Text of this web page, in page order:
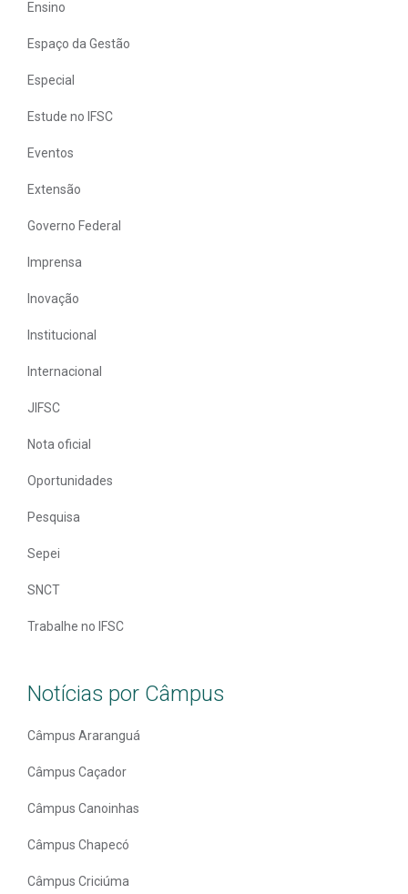
Ensino
Espaço da Gestão
Especial
Estude no IFSC
Eventos
Extensão
Governo Federal
Imprensa
Inovação
Institucional
Internacional
JIFSC
Nota oficial
Oportunidades
Pesquisa
Sepei
SNCT
Trabalhe no IFSC
Notícias por Câmpus
Câmpus Araranguá
Câmpus Caçador
Câmpus Canoinhas
Câmpus Chapecó
Câmpus Criciúma